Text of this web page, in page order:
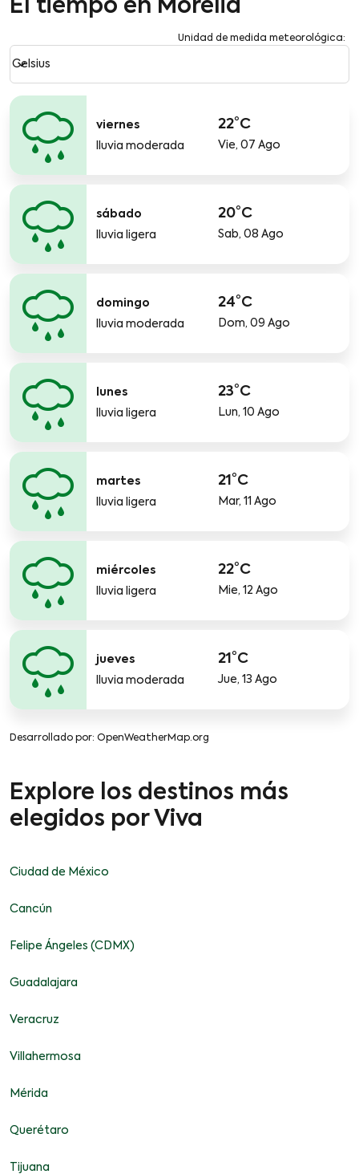
El tiempo en Morelia
Unidad de medida meteorológica:
Weather unit option Celsius Selected
Celsius
keyboard_arrow_down
viernes
lluvia moderada
22°C
Vie, 07 Ago
sábado
lluvia ligera
20°C
Sab, 08 Ago
domingo
lluvia moderada
24°C
Dom, 09 Ago
lunes
lluvia ligera
23°C
Lun, 10 Ago
martes
lluvia ligera
21°C
Mar, 11 Ago
miércoles
lluvia ligera
22°C
Mie, 12 Ago
jueves
lluvia moderada
21°C
Jue, 13 Ago
Desarrollado por: OpenWeatherMap.org
Explore los destinos más
elegidos por Viva
Ciudad de México
Cancún
Felipe Ángeles (CDMX)
Guadalajara
Veracruz
Villahermosa
Mérida
Querétaro
Tijuana